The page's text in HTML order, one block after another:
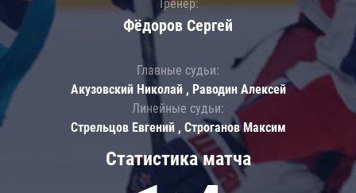
Статистика матча
Тренер:
Фёдоров Сергей
Главные судьи:
Акузовский Николай , Раводин Алексей
Линейные судьи:
Стрельцов Евгений , Строганов Максим